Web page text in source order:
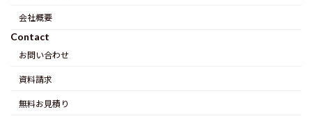
会社概要
Contact
お問い合わせ
資料請求
無料お見積り